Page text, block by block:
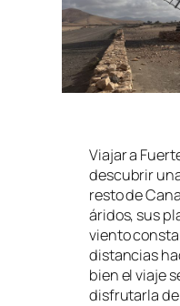
Viajar a
descubrir
resto de
áridos, sus
viento
distancias
bien el viaje
disfrutarla